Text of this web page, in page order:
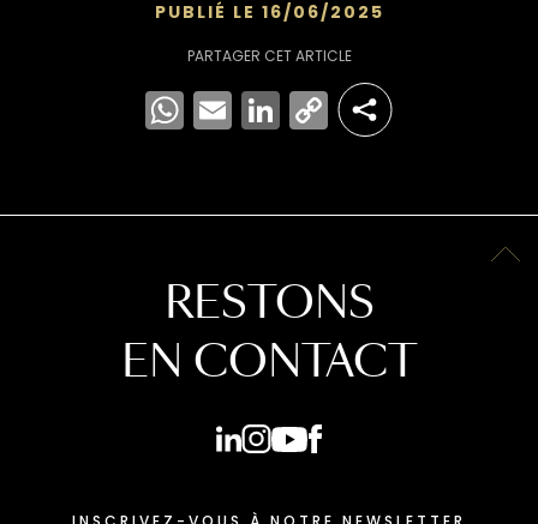
PUBLIÉ LE 16/06/2025
PARTAGER CET ARTICLE
WhatsApp
EmailLinkedIn
Copy
Link
RESTONS
EN CONTACT